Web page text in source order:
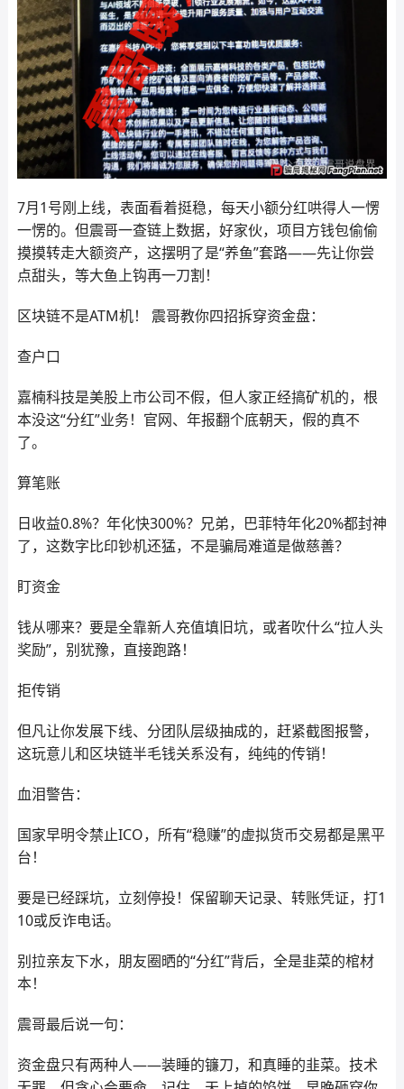
7月1号刚上线，表面看着挺稳，每天小额分红哄得人一愣
一愣的。但震哥一查链上数据，好家伙，项目方钱包偷偷
摸摸转走大额资产，这摆明了是“养鱼”套路——先让你尝
点甜头，等大鱼上钩再一刀割！
区块链不是ATM机！ 震哥教你四招拆穿资金盘：
查户口
嘉楠科技是美股上市公司不假，但人家正经搞矿机的，根
本没这“分红”业务！官网、年报翻个底朝天，假的真不
了。
算笔账
日收益0.8%？年化快300%？兄弟，巴菲特年化20%都封神
了，这数字比印钞机还猛，不是骗局难道是做慈善？
盯资金
钱从哪来？要是全靠新人充值填旧坑，或者吹什么“拉人头
奖励”，别犹豫，直接跑路！
拒传销
但凡让你发展下线、分团队层级抽成的，赶紧截图报警，
这玩意儿和区块链半毛钱关系没有，纯纯的传销！
血泪警告：
国家早明令禁止ICO，所有“稳赚”的虚拟货币交易都是黑平
台！
要是已经踩坑，立刻停投！保留聊天记录、转账凭证，打1
10或反诈电话。
别拉亲友下水，朋友圈晒的“分红”背后，全是韭菜的棺材
本！
震哥最后说一句：
资金盘只有两种人——装睡的镰刀，和真睡的韭菜。技术